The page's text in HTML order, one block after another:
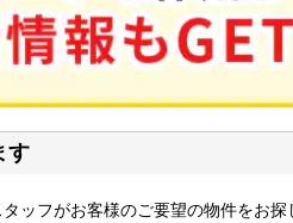
す
ッフがお客様のご要望の物件をお探